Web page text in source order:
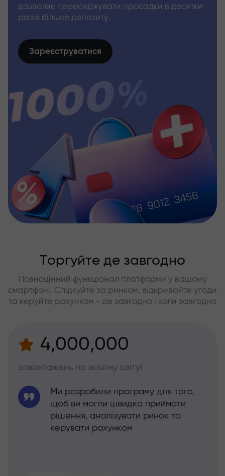
дозволяє пересиджувати просадки в десятки
разів більше депозиту.
Зареєструватися
Торгуйте де завгодно
Повноцінний функціонал платформи у вашому
смартфоні. Слідкуйте за ринком, відкривайте угоди
та керуйте рахунком - де завгодно і коли завгодно
4,000,000
завантажень по всьому світу!
Ми розробили програму для того,
щоб ви могли швидко приймати
рішення, аналізувати ринок та
керувати рахунком